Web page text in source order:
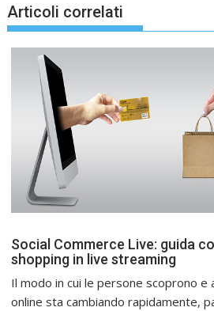
Articoli correlati
Social Commerce Live: guida
shopping in live streaming
Il modo in cui le persone scoprono
online sta cambiando rapidamente,